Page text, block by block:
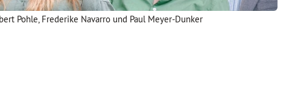
Pohle, Frederike Navarro und Paul Meyer-Dunker